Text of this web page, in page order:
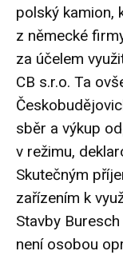
polský kamion,
z německé
za účelem
CB s.r.o. Ta
sběr a výkup
v režimu,
Skutečným
zařízením k
Stavby
není osobou